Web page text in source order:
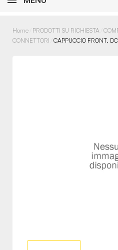
Home PRODOTTI SU RICHIESTA
CONNETTORI CAPPUCCIO FRONT.